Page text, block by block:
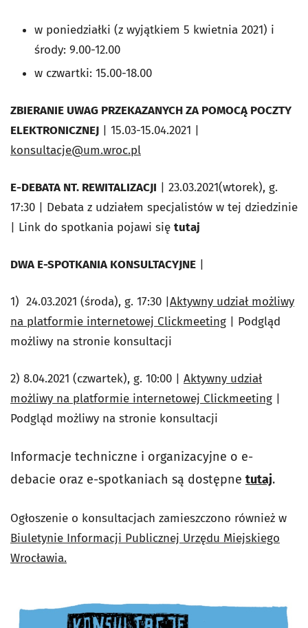
w poniedziałki (z wyjątkiem 5 kwietnia 2021) i
środy: 9.00-12.00
w czwartki: 15.00-18.00
ZBIERANIE UWAG PRZEKAZANYCH ZA POMOCĄ POCZTY
ELEKTRONICZNEJ | 15.03-15.04.2021 |
konsultacje@um.wroc.pl
E-DEBATA NT. REWITALIZACJI | 23.03.2021(wtorek), g.
17:30 | Debata z udziałem specjalistów w tej dziedzinie
| Link do spotkania pojawi się tutaj
DWA E-SPOTKANIA KONSULTACYJNE
1) 24.03.2021 (środa), g. 17:30 | Aktywny udział możliwy
na platformie internetowej Clickmeeting | Podgląd
możliwy na stronie konsultacji
2) 8.04.2021 (czwartek), g. 10:00 | Aktywny udział
możliwy na platformie internetowej Clickmeeting
Podgląd możliwy na stronie konsultacji
Informacje techniczne i organizacyjne o e-
debacie oraz e-spotkaniach są dostępne tutaj.
Ogłoszenie o konsultacjach zamieszczono również w
Biuletynie Informacji Publicznej Urzędu Miejskiego
Wrocławia.